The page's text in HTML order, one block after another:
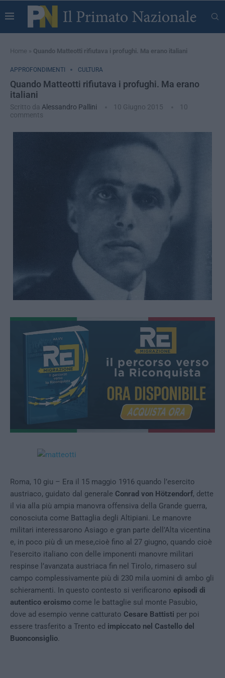
Home » Quando Matteotti rifiutava i profughi. Ma erano italiani
APPROFONDIMENTI CULTURA
Quando Matteotti rifiutava i profughi. Ma erano
italiani
Scritto da Alessandro Pallini 10 Giugno 2015
10
comments
Roma, 10 giu – Era il 15 maggio 1916 quando l’esercito
austriaco, guidato dal generale Conrad von Hötzendorf, dette
il via alla più ampia manovra offensiva della Grande guerra,
conosciuta come Battaglia degli Altipiani. Le manovre
militari interessarono Asiago e gran parte dell’Alta vicentina
e, in poco più di un mese,cioè fino al 27 giugno, quando cioè
l’esercito italiano con delle imponenti manovre militari
respinse l’avanzata austriaca fin nel Tirolo, rimasero sul
campo complessivamente più di 230 mila uomini di ambo gli
schieramenti. In questo contesto si verificarono episodi di
autentico eroismo come le battaglie sul monte Pasubio,
dove ad esempio venne catturato Cesare Battisti per poi
essere trasferito a Trento ed impiccato nel Castello del
Buonconsiglio.